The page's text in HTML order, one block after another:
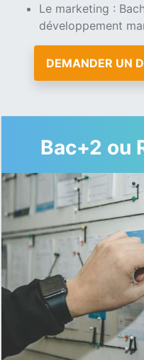
Le marketing :
développement
DEMANDER UN
Bac+2 ou